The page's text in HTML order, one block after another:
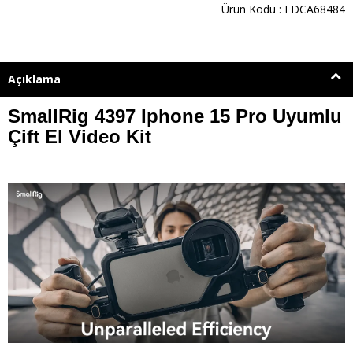
Ürün Kodu : FDCA68484
Açıklama
SmallRig 4397 Iphone 15 Pro Uyumlu
Çift El Video Kit